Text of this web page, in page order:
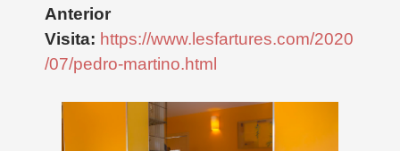
Anterior
Visita: https://www.lesfartures.com/2020
/07/pedro-martino.html